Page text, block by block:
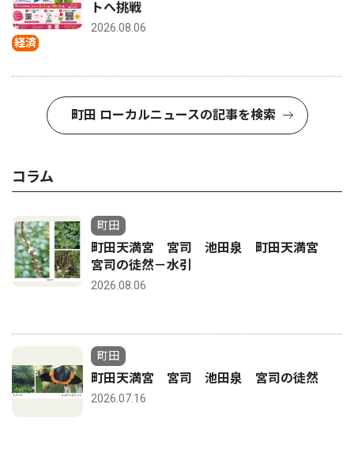
経済
トへ挑戦
2026.08.06
町田 ローカルニュースの記事を検索
コラム
町田
町田天満宮 宮司 池田泉 町田天満宮
宮司の徒然－水引
2026.08.06
町田
町田天満宮 宮司 池田泉 宮司の徒然
2026.07.16